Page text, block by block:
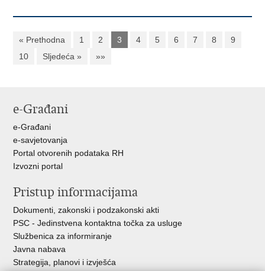
« Prethodna 1 2 3 4 5 6 7 8
9
10
Sljedeća » »»
e-Građani
e-Građani
e-savjetovanja
Portal otvorenih podataka RH
Izvozni portal
Pristup informacijama
Dokumenti, zakonski i podzakonski akti
PSC - Jedinstvena kontaktna točka za usluge
Službenica za informiranje
Javna nabava
Strategija, planovi i izvješća